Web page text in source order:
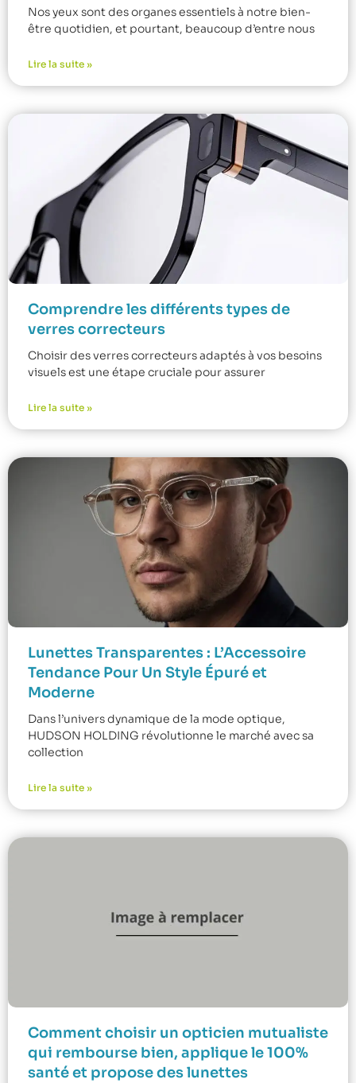
Nos yeux sont des organes essentiels à notre bien-
être quotidien, et pourtant, beaucoup d’entre nous
Lire la suite »
Comprendre les différents types de
verres correcteurs
Choisir des verres correcteurs adaptés à vos besoins
visuels est une étape cruciale pour assurer
Lire la suite »
Lunettes Transparentes : L’Accessoire
Tendance Pour Un Style Épuré et
Moderne
Dans l’univers dynamique de la mode optique,
HUDSON HOLDING révolutionne le marché avec sa
collection
Lire la suite »
Comment choisir un opticien mutualiste
qui rembourse bien, applique le 100%
santé et propose des lunettes